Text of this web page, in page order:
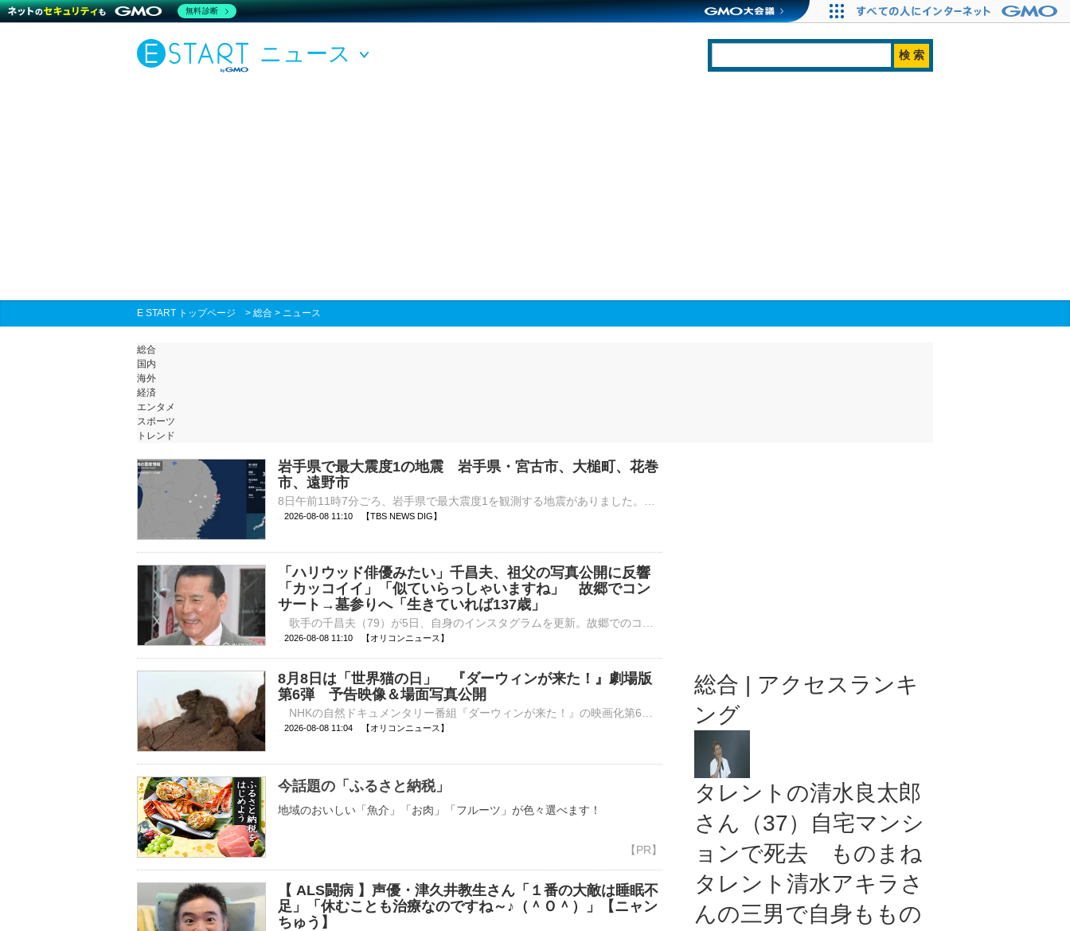
ニュース
E START トップページ > 総合 > ニュース
総合
国内
海外
経済
エンタメ
スポーツ
トレンド
岩手県で最大震度1の地震 岩手県・宮古市、大槌町、花巻
市、遠野市
2026-08-08 11:10 【TBS NEWS DIG】
「ハリウッド俳優みたい」千昌夫、祖父の写真公開に反響
「カッコイイ」「似ていらっしゃいますね」 故郷でコン
サート→墓参りへ「生きていれば137歳」
2026-08-08 11:10 【オリコンニュース】
8月8日は「世界猫の日」 『ダーウィンが来た！』劇場版
第6弾 予告映像＆場面写真公開
2026-08-08 11:04 【オリコンニュース】
今話題の「ふるさと納税」
地域のおいしい「魚介」「お肉」「フルーツ」が色々選べます！
【 ALS闘病 】声優・津久井教生さん「１番の大敵は睡眠不
足」「休むことも治療なのですね～♪（＾Ｏ＾）」【ニャン
ちゅう】
総合 | アクセスランキ
ング
タレントの清水良太郎
さん（37）自宅マンシ
ョンで死去 ものまね
タレント清水アキラさ
んの三男で自身ももの
無料診断